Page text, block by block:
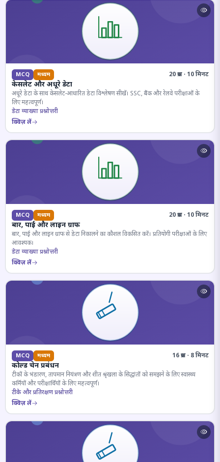
MCQ मध्यम 20 प्रश्न · 10 मिनट
केसलेट और अधूरे डेटा
अधूरे डेटा के साथ केसलेट-आधारित डेटा विश्लेषण सीखें। SSC, बैंक और रेलवे परीक्षाओं के
लिए महत्वपूर्ण।
डेटा व्याख्या प्रश्नोत्तरी
क्विज़ लें
MCQ मध्यम 20 प्रश्न · 10 मिनट
बार, पाई और लाइन ग्राफ
बार, पाई और लाइन ग्राफ से डेटा निकालने का कौशल विकसित करें। प्रतियोगी परीक्षाओं के लिए
आवश्यक।
डेटा व्याख्या प्रश्नोत्तरी
क्विज़ लें
MCQ मध्यम 16 प्रश्न · 8 मिनट
कोल्ड चेन प्रबंधन
टीकों के भंडारण, तापमान नियंत्रण और शीत श्रृंखला के सिद्धांतों को समझने के लिए स्वास्थ्य
कर्मियों और परीक्षार्थियों के लिए महत्वपूर्ण।
टीके और प्रतिरक्षण प्रश्नोत्तरी
क्विज़ लें